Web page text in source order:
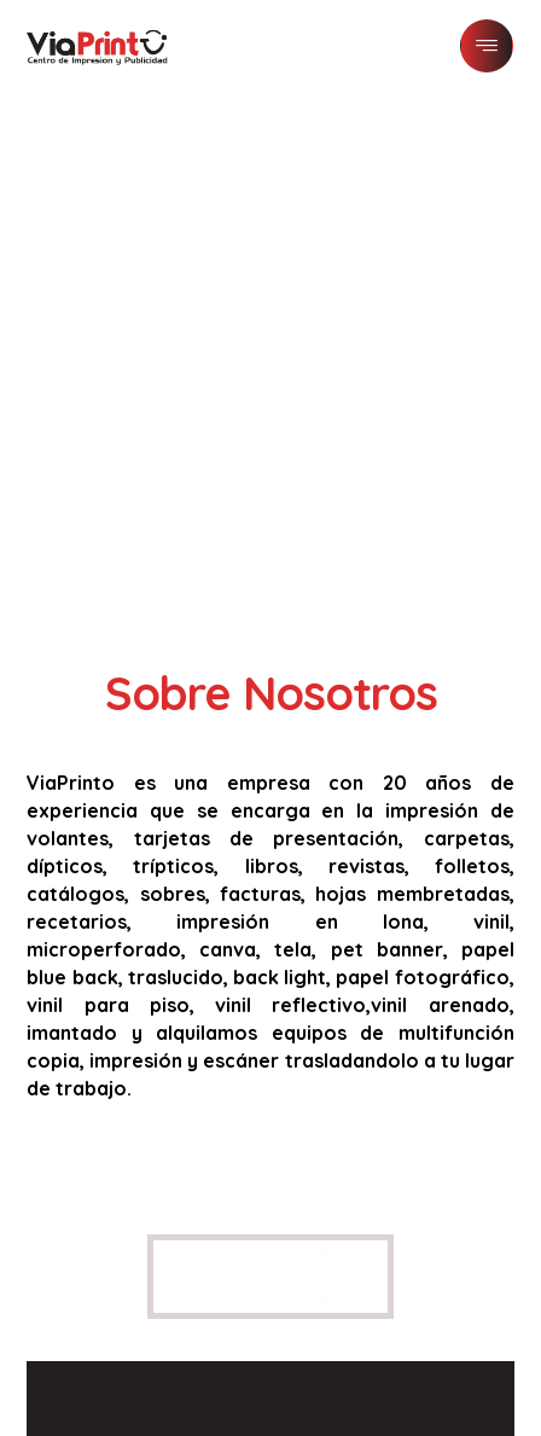
Sobre Nosotros
ViaPrinto es una empresa con 20 años de
experiencia que se encarga en la impresión de
volantes, tarjetas de presentación, carpetas,
dípticos, trípticos, libros, revistas, folletos,
catálogos, sobres, facturas, hojas membretadas,
recetarios, impresión en lona, vinil,
microperforado, canva, tela, pet banner, papel
blue back, traslucido, back light, papel fotográfico,
vinil para piso, vinil reflectivo,vinil arenado,
imantado y alquilamos equipos de multifunción
copia, impresión y escáner trasladandolo a tu lugar
de trabajo.